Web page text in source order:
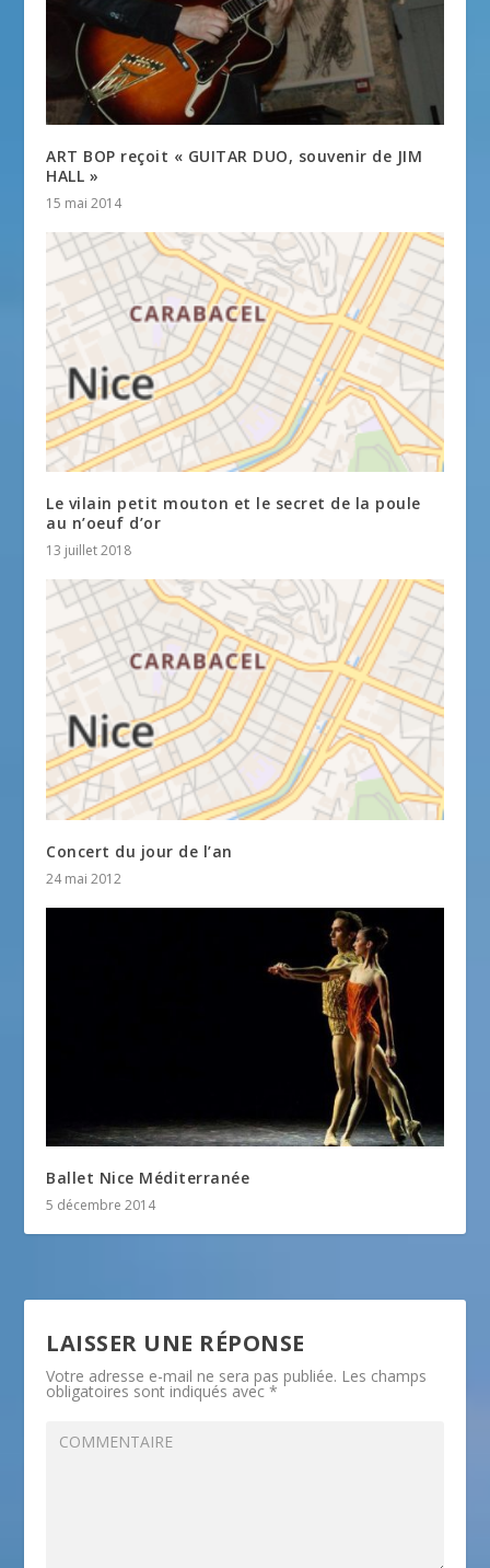
ART BOP reçoit « GUITAR DUO, souvenir de JIM
HALL »
15 mai 2014
Le vilain petit mouton et le secret de la poule
au n’oeuf d’or
13 juillet 2018
Concert du jour de l’an
24 mai 2012
Ballet Nice Méditerranée
5 décembre 2014
LAISSER UNE RÉPONSE
Votre adresse e-mail ne sera pas publiée. Les champs
obligatoires sont indiqués avec*